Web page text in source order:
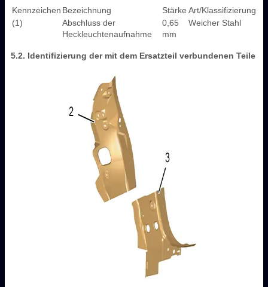
Kennzeichen Bezeichnung Stärke Art/Klassifizierung
(1)
Abschluss der
Heckleuchtenaufnahme
0,65
mm
Weicher Stahl
5.2. Identifizierung der mit dem Ersatzteil verbundenen Teile